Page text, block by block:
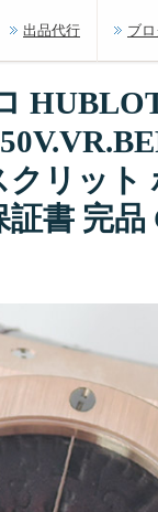
出品代行 ブ
リット
書 完品